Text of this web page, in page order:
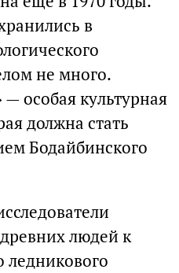
в
не много.
особая культурная
должна стать
Бодайбинского
людей к
ледникового